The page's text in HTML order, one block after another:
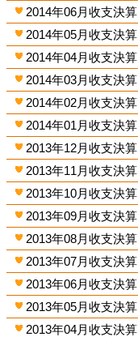
2014年06月收支決算
2014年05月收支決算
2014年04月收支決算
2014年03月收支決算
2014年02月收支決算
2014年01月收支決算
2013年12月收支決算
2013年11月收支決算
2013年10月收支決算
2013年09月收支決算
2013年08月收支決算
2013年07月收支決算
2013年06月收支決算
2013年05月收支決算
2013年04月收支決算